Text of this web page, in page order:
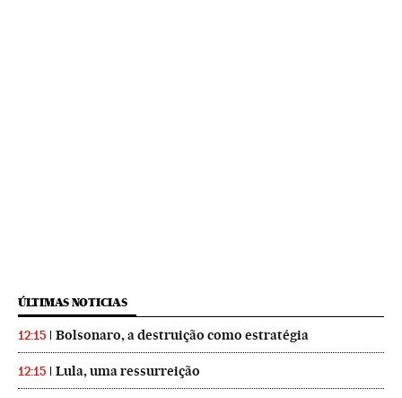
ÚLTIMAS NOTICIAS
12:15 Bolsonaro, a destruição como estratégia
12:15 Lula, uma ressurreição